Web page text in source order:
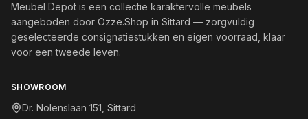
Meubel Depot is een collectie karaktervolle meubels
aangeboden door Ozze.Shop in Sittard — zorgvuldig
geselecteerde consignatiestukken en eigen voorraad, klaar
voor een tweede leven.
SHOWROOM
Dr. Nolenslaan 151, Sittard